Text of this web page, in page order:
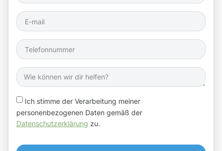
Ich stimme der Verarbeitung meiner
personenbezogenen Daten gemäß der
Datenschutzerklärung zu.